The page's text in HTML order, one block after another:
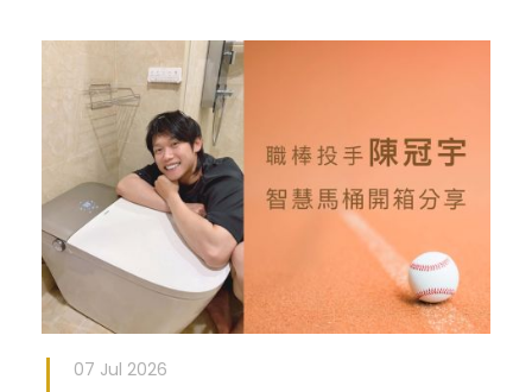
販賣中商品
搜尋產品
07 Jul 2026